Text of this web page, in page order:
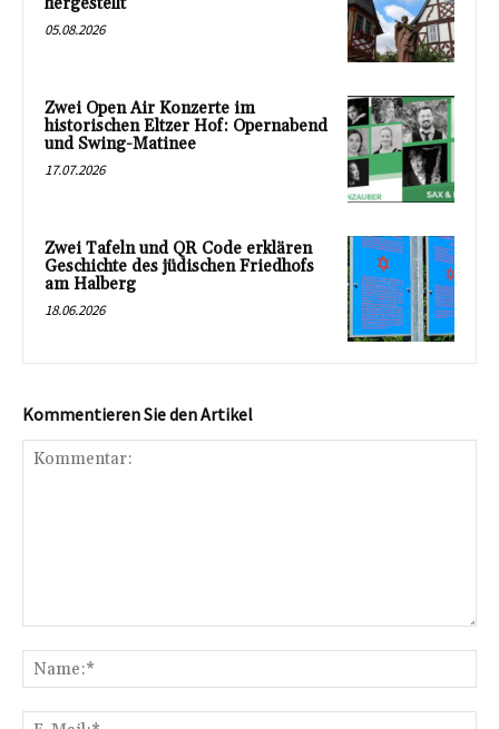
05.08.2026
Zwei Open Air Konzerte im
historischen Eltzer Hof: Opernabend
und Swing-Matinee
17.07.2026
Zwei Tafeln und QR Code erklären
Geschichte des jüdischen Friedhofs
am Halberg
18.06.2026
Kommentieren Sie den Artikel